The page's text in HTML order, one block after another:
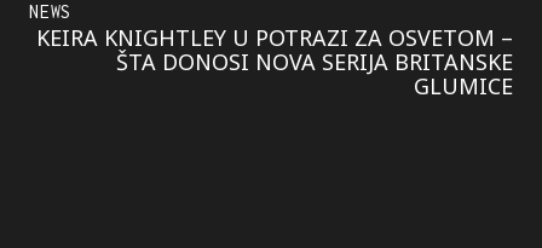
NEWS
KEIRA KNIGHTLEY U POTRAZI ZA OSVETOM –
ŠTA DONOSI NOVA SERIJA BRITANSKE
GLUMICE